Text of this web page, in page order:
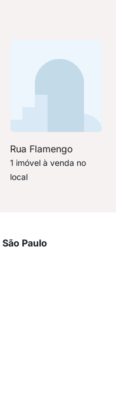
Rua Flamengo
1 imóvel à venda no
local
Paulo